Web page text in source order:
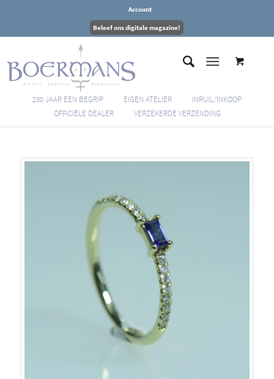
Account
Beleef ons digitale magazine!
230 JAAR EEN BEGRIP EIGEN ATELIER
INRUIL/INKOOP
OFFICIËLE DEALER
VERZEKERDE VERZENDING